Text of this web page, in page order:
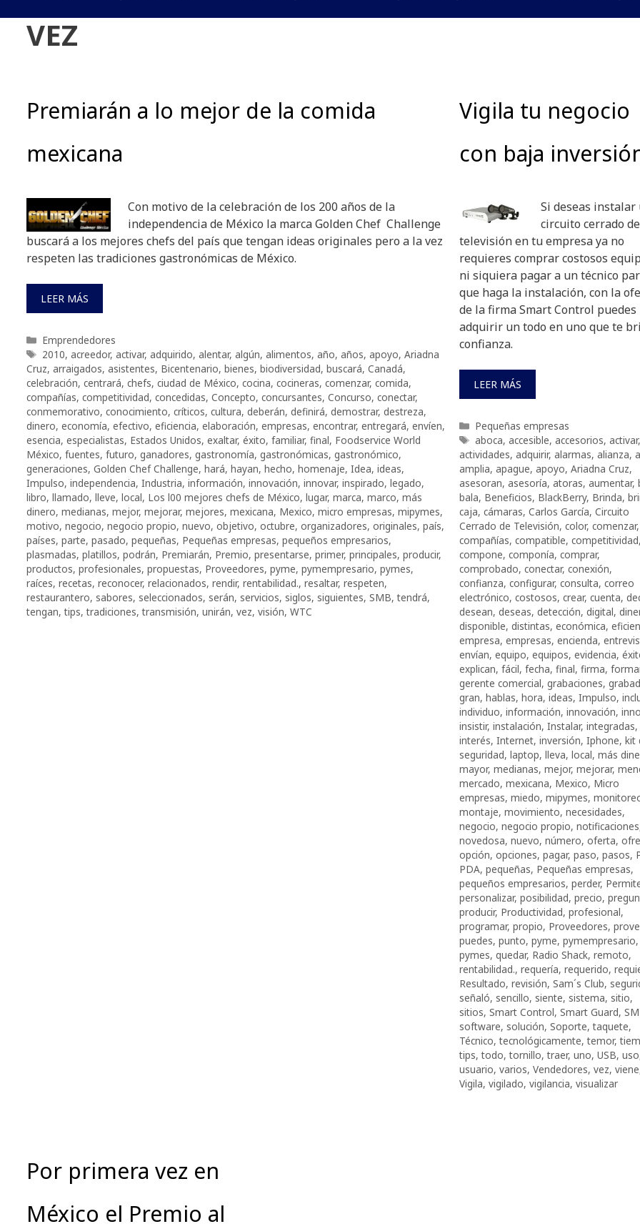
VEZ
Premiarán a lo mejor de la comida
mexicana
Con motivo de la celebración de los 200 años de la
independencia de México la marca Golden Chef Challenge
buscará a los mejores chefs del país que tengan ideas originales pero a la vez
respeten las tradiciones gastronómicas de México.
LEER MÁS
Categorías
Emprendedores
Etiquetas
2010, acreedor, activar, adquirido, alentar, algún, alimentos, año, años, apoyo, Ariadna
Cruz, arraigados, asistentes, Bicentenario, bienes, biodiversidad, buscará, Canadá,
celebración, centrará, chefs, ciudad de México, cocina, cocineras, comenzar, comida,
compañías, competitividad, concedidas, Concepto, concursantes, Concurso, conectar,
conmemorativo, conocimiento, críticos, cultura, deberán, definirá, demostrar, destreza,
dinero, economía, efectivo, eficiencia, elaboración, empresas, encontrar, entregará, envíen,
esencia, especialistas, Estados Unidos, exaltar, éxito, familiar, final, Foodservice World
México, fuentes, futuro, ganadores, gastronomía, gastronómicas, gastronómico,
generaciones, Golden Chef Challenge, hará, hayan, hecho, homenaje, Idea, ideas,
Impulso, independencia, Industria, información, innovación, innovar, inspirado, legado,
libro, llamado, lleve, local, Los l00 mejores chefs de México, lugar, marca, marco, más
dinero, medianas, mejor, mejorar, mejores, mexicana, Mexico, micro empresas, mipymes,
motivo, negocio, negocio propio, nuevo, objetivo, octubre, organizadores, originales, país,
países, parte, pasado, pequeñas, Pequeñas empresas, pequeños empresarios,
plasmadas, platillos, podrán, Premiarán, Premio, presentarse, primer, principales, producir,
productos, profesionales, propuestas, Proveedores, pyme, pymempresario, pymes,
raíces, recetas, reconocer, relacionados, rendir, rentabilidad., resaltar, respeten,
restaurantero, sabores, seleccionados, serán, servicios, siglos, siguientes, SMB,tendrá,
tengan,tips,tradiciones,transmisión, unirán, vez, visión, WTC
Vigila tu negocio
con baja
Si deseas instalar
circuito cerrado de
televisión en tu empresa ya no
requieres comprar costosos
ni siquiera pagar a un técnico
que haga la instalación, con la
de la firma Smart Control puedes
adquirir un todo en uno que te
confianza.
LEER MÁS
Categorías
Pequeñas empresas
Etiquetas
aboca, accesible, accesorios, activar,
actividades, adquirir, alarmas, alianza,
amplia, apague, apoyo, Ariadna Cruz,
asesoran, asesoría, atoras, aumentar,
bala, Beneficios, BlackBerry, Brinda,
caja, cámaras, Carlos García, Circuito
Cerrado de Televisión, color, comenzar,
compañías, compatible, competitividad,
compone, componía, comprar,
comprobado, conectar, conexión,
confianza, configurar, consulta, correo
electrónico, costosos, crear, cuenta,
desean, deseas, detección, digital,
disponible, distintas, económica,
empresa, empresas, encienda,
envían, equipo, equipos, evidencia,
explican, fácil, fecha, final, firma,
gerente comercial, grabaciones,
gran, hablas, hora, ideas, Impulso,
individuo, información, innovación,
insistir, instalación, Instalar, integradas,
interés, Internet, inversión, Iphone, kit
seguridad, laptop, lleva, local, más
mayor, medianas, mejor, mejorar,
mercado, mexicana, Mexico, Micro
empresas, miedo, mipymes,
montaje, movimiento, necesidades,
negocio, negocio propio, notificaciones
novedosa, nuevo, número, oferta,
opción, opciones, pagar, paso, pasos,
PDA, pequeñas, Pequeñas empresas,
pequeños empresarios, perder,
personalizar, posibilidad, precio,
producir, Productividad, profesional,
programar, propio, Proveedores,
puedes, punto, pyme, pymempresario,
pymes, quedar, Radio Shack, remoto,
rentabilidad., requería, requerido,
Resultado, revisión, Sam´s Club,
señaló, sencillo, siente, sistema, sitio,
sitios, Smart Control, Smart Guard,
software, solución, Soporte,taquete,
Técnico,tecnológicamente,temor,
tips,todo,tornillo,traer, uno, USB, uso
usuario, varios, Vendedores, vez, viene
Vigila, vigilado, vigilancia, visualizar
Por primera vez en
México el Premio al